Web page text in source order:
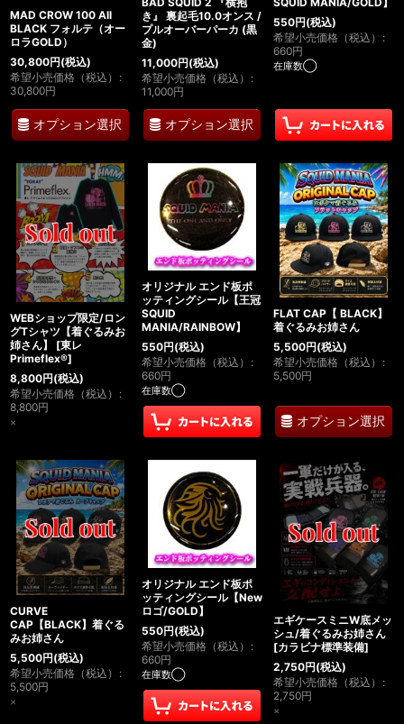
MAD CROW 100 All
BLACK フォルテ（オー
ロラGOLD）
30,800円(税込)
希望小売価格（税込） :
30,800円
オプション選択
き』 裏起毛10.0オンス /
プルオーバーパーカ (黒
金)
11,000円(税込)
希望小売価格（税込） :
11,000円
オプション選択
550円(税込)
希望小売価格（税込） :
660円
在庫数◯
WEBショップ限定/ロン
グTシャツ【着ぐるみお
姉さん】
[東レ
Primeflex®]
8,800円(税込)
希望小売価格（税込） :
8,800円
×
オリジナル エンド板ポ
ッティングシール【王冠
SQUID
MANIA/RAINBOW】
550円(税込)
希望小売価格（税込） :
660円
在庫数◯
FLAT CAP【 BLACK】
着ぐるみお姉さん
5,500円(税込)
希望小売価格（税込） :
5,500円
オプション選択
CURVE
CAP【BLACK】着ぐる
みお姉さん
5,500円(税込)
希望小売価格（税込） :
5,500円
×
オリジナル エンド板ポ
ッティングシール【New
ロゴ/GOLD】
550円(税込)
希望小売価格（税込） :
660円
在庫数◯
エギケースミニW底メッ
シュ/着ぐるみお姉さん
[カラビナ標準装備]
2,750円(税込)
希望小売価格（税込） :
2,750円
×